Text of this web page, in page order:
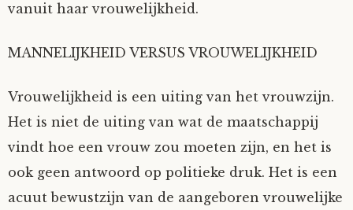
vanuit haar vrouwelijkheid.
MANNELIJKHEID VERSUS VROUWELIJKHEID
Vrouwelijkheid is een uiting van het vrouwzijn.
Het is niet de uiting van wat de maatschappij
vindt hoe een vrouw zou moeten zijn, en het is
ook geen antwoord op politieke druk. Het is een
acuut bewustzijn van de aangeboren vrouwelijke